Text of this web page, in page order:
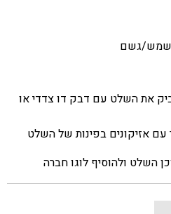
גשם
את השלט עם דבק דו צדדי או
בפינות של השלט
השלט ולהוסיף לוגו חברה